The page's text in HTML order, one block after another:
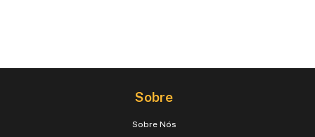
Sobre
Sobre Nós